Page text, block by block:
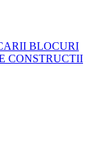
BLOCURI
CONSTRUCTII